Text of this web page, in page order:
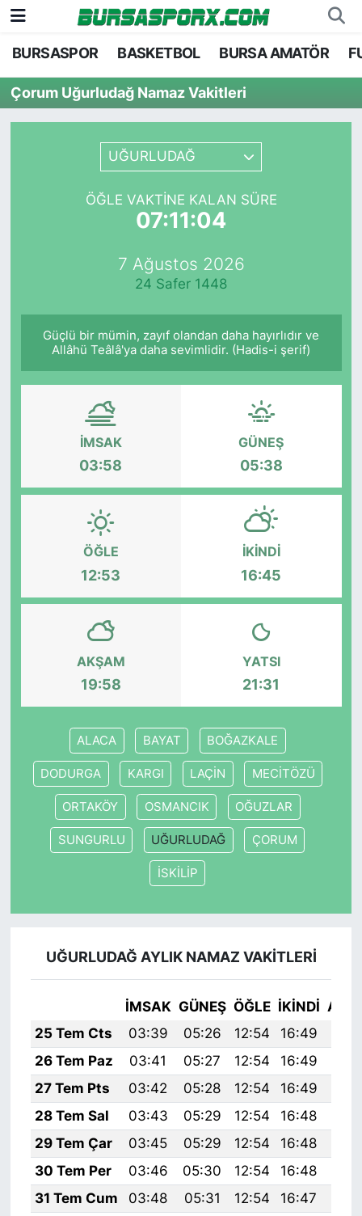
BURSASPOR BASKETBOL BURSA AMATÖR
Çorum Uğurludağ Namaz Vakitleri
UĞURLUDAĞ
ÖĞLE VAKTINE KALAN SÜRE
07:11:04
7 Ağustos 2026
24 Safer 1448
Güçlü bir mümin, zayıf olandan daha hayırlıdır ve
Allâhü Teâlâ'ya daha sevimlidir. (Hadis-i şerif)
İMSAK
03:58
GÜNEŞ
05:38
ÖĞLE
12:53
İKINDI
16:45
AKŞAM
19:58
YATSI
21:31
ALACA BAYAT BOĞAZKALE
DODURGA KARGI LAÇİN MECİTÖZÜ
ORTAKÖY OSMANCIK OĞUZLAR
SUNGURLU UĞURLUDAĞ ÇORUM
İSKİLİP
UĞURLUDAĞ AYLIK NAMAZ VAKITLERI
İMSAK GÜNEŞ ÖĞLE İKINDI
25 Tem Cts
03:39 05:26 12:54 16:49
26 Tem Paz
03:41 05:27 12:54 16:49
27 Tem Pts
03:42 05:28 12:54 16:49
28 Tem Sal
03:43 05:29 12:54 16:48
29 Tem Çar
03:45 05:29 12:54 16:48
30 Tem Per
03:46 05:30 12:54 16:48
31 Tem Cum
03:48 05:31 12:54 16:47
Bursaspor
Futbol
Basketbol
Bursa Nöbetçi Eczaneler
Bursa Hava Durumu
Bursa Namaz Vakitleri
TFF 2.Lig Kırmızı Grup Puan Durumu ve Fikstür
Tüm Manşetler
Haber Arşivi